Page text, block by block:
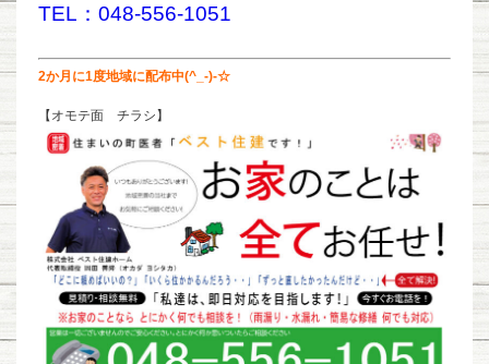
TEL：048-556-1051
2か月に1度地域に配布中(^_-)-☆
【オモテ面 チラシ】